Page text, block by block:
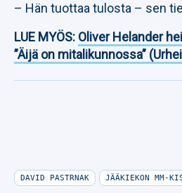
– Hän tuottaa tulosta – sen
LUE MYÖS: Oliver Helander
”Äijä on mitalikunnossa”
DAVID PASTRNAK JÄÄKIEKON MM-